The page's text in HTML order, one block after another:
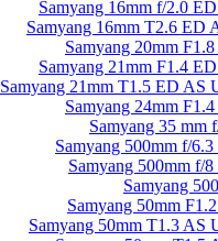
Samyang 16mm f/2.0
Samyang 16mm T2.6 ED
Samyang 20mm
Samyang 21mm F1.4
Samyang 21mm T1.5 ED AS
Samyang 24mm
Samyang 35 mm
Samyang 500mm f/
Samyang 500mm f/
Samyang
Samyang 50mm
Samyang 50mm T1.3 AS